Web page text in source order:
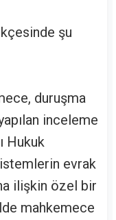
şu
duruşma
inceleme
Hukuk
evrak
ilişkin özel bir
mahkemece